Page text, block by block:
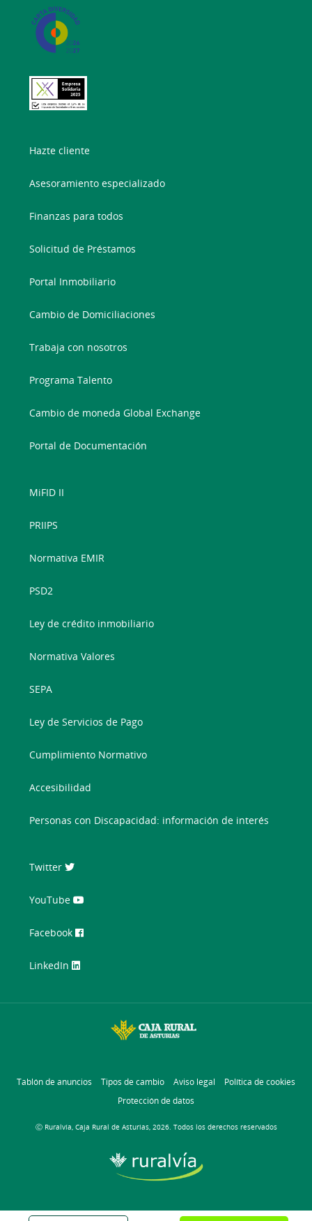
Hazte cliente
Asesoramiento especializado
Finanzas para todos
Solicitud de Préstamos
Portal Inmobiliario
Cambio de Domiciliaciones
Trabaja con nosotros
Programa Talento
Cambio de moneda Global Exchange
Portal de Documentación
MiFID II
PRIIPS
Normativa EMIR
PSD2
Ley de crédito inmobiliario
Normativa Valores
SEPA
Ley de Servicios de Pago
Cumplimiento Normativo
Accesibilidad
Personas con Discapacidad: información de interés
Twitter
YouTube
Facebook
LinkedIn
Tablón de anuncios Tipos de cambio Aviso legal
Política de cookies
Protección de datos
Ⓒ Ruralvía, Caja Rural de Asturias, 2026. Todos los derechos reservados